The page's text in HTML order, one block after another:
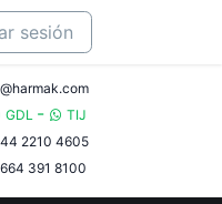
sesión
GDL -
TIJ​
2210 4605
391 8100